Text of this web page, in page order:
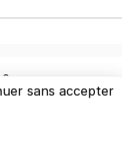
sans accepter